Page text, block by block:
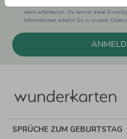
wenn erforderlich. Du kannst diese
Informationen erhätst Du in unserer
SPRÜCHE ZUM GEBURTSTAG